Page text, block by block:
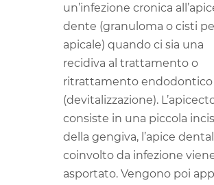
un’infezione cronica
dente (granuloma o cisti
apicale) quando ci sia una
recidiva al trattamento o
ritrattamento endodontico
(devitalizzazione).
consiste in una piccola
della gengiva, l’apice
coinvolto da infezione
asportato. Vengono poi